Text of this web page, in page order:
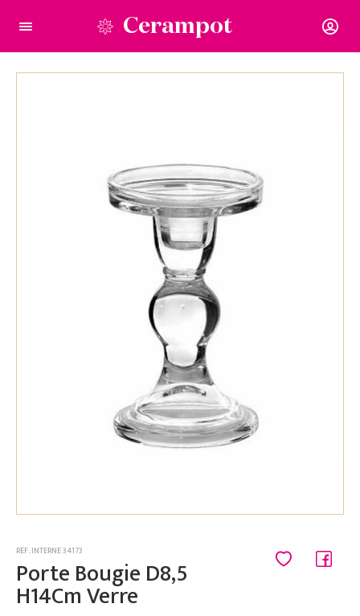
Cerampot
RÉF. INTERNE 34173
Porte Bougie D8,5
H14Cm Verre